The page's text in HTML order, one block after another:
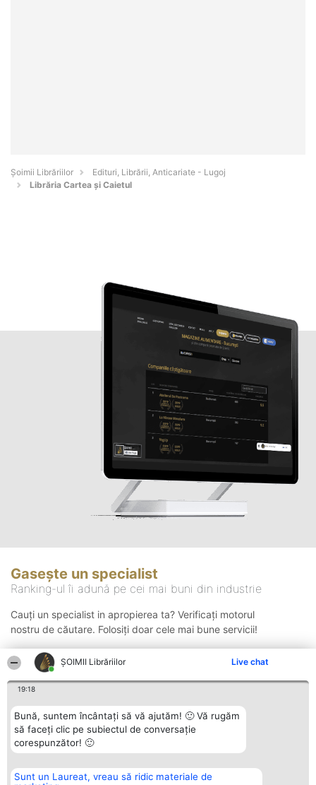
ȘOIMII Librăriilor Live chat
19:18
Bună, suntem încântați să vă ajutăm! 🙂 Vă rugăm
să faceți clic pe subiectul de conversație
corespunzător! 🙂
Sunt un Laureat, vreau să ridic materiale de
Șoimii Librăriilor
Edituri, Librării, Anticariate - Lugoj
Librăria Cartea și Caietul
Gasește un specialist
Ranking-ul îi adună pe cei mai buni din industrie
Cauți un specialist in apropierea ta? Verificați motorul
nostru de căutare. Folosiți doar cele mai bune servicii!
Organizator Ranking Plebiscyt Contact